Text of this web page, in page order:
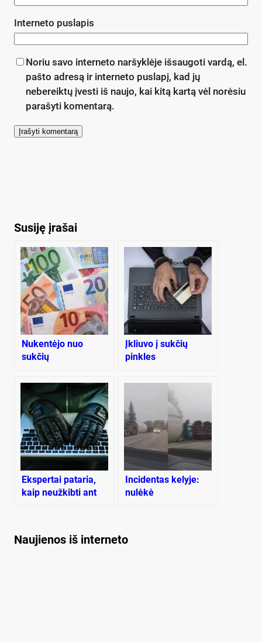
Interneto puslapis
Noriu savo interneto naršyklėje išsaugoti vardą, el.
pašto adresą ir interneto puslapį, kad jų
nebereiktų įvesti iš naujo, kai kitą kartą vėl norėsiu
parašyti komentarą.
Susiję įrašai
Nukentėjo nuo
sukčių
Įkliuvo į sukčių
pinkles
Ekspertai pataria,
kaip neužkibti ant
Incidentas kelyje:
nulėkė
Naujienos iš interneto